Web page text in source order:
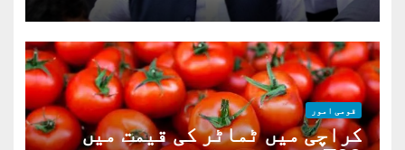
قومی امور
کراچی میں ٹماٹر کی قیمت میں